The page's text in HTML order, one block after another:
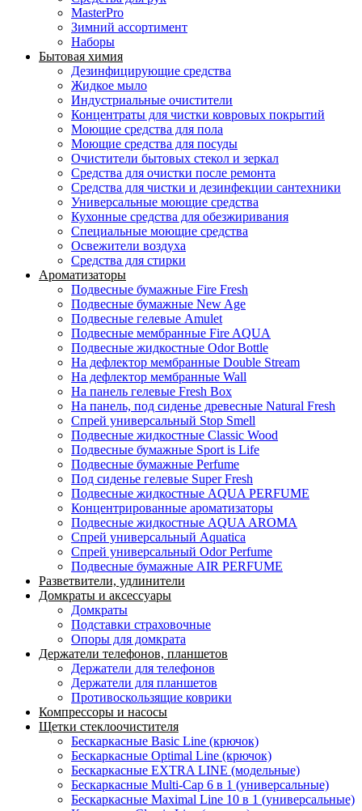
MasterPro
Зимний ассортимент
Наборы
Бытовая химия
Дезинфицирующие средства
Жидкое мыло
Индустриальные очистители
Концентраты для чистки ковровых покрытий
Моющие средства для пола
Моющие средства для посуды
Очистители бытовых стекол и зеркал
Средства для очистки после ремонта
Средства для чистки и дезинфекции сантехники
Универсальные моющие средства
Кухонные средства для обезжиривания
Специальные моющие средства
Освежители воздуха
Средства для стирки
Ароматизаторы
Подвесные бумажные Fire Fresh
Подвесные бумажные New Age
Подвесные гелевые Amulet
Подвесные мембранные Fire AQUA
Подвесные жидкостные Odor Bottle
На дефлектор мембранные Double Stream
На дефлектор мембранные Wall
На панель гелевые Fresh Box
На панель, под сиденье древесные Natural Fresh
Спрей универсальный Stop Smell
Подвесные жидкостные Classic Wood
Подвесные бумажные Sport is Life
Подвесные бумажные Perfume
Под сиденье гелевые Super Fresh
Подвесные жидкостные AQUA PERFUME
Концентрированные ароматизаторы
Подвесные жидкостные AQUA AROMA
Спрей универсальный Aquatica
Спрей универсальный Odor Perfume
Подвесные бумажные AIR PERFUME
Разветвители, удлинители
Домкраты и аксессуары
Домкраты
Подставки страховочные
Опоры для домкрата
Держатели телефонов, планшетов
Держатели для телефонов
Держатели для планшетов
Противоскользящие коврики
Компрессоры и насосы
Щетки стеклоочистителя
Бескаркасные Basic Line (крючок)
Бескаркасные Optimal Line (крючок)
Бескаркасные EXTRA LINE (модельные)
Бескаркасные Multi-Cap 6 в 1 (универсальные)
Бескаркасные Maximal Line 10 в 1 (универсальные)